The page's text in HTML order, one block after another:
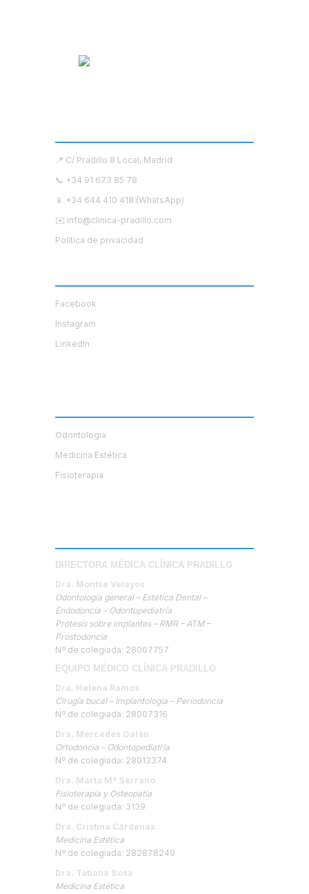
📍 C/ Pradillo 8 Local, Madrid
📞 +34 91 673 85 78
📱 +34 644 410 418 (WhatsApp)
✉️ info@clinica-pradillo.com
Política de privacidad
Facebook
Instagram
LinkedIn
Odontología
Medicina Estética
Fisioterapia
DIRECTORA MÉDICA CLÍNICA PRADILLO
Dra. Montse Velayos
Odontología general – Estética Dental –
Endodoncia – Odontopediatría
Prótesis sobre implantes – RMR – ATM –
Prostodoncia
Nº de colegiada: 28007757
EQUIPO MÉDICO CLÍNICA PRADILLO
Dra. Helena Ramos
Cirugía bucal – Implantología – Periodoncia
Nº de colegiada: 28007316
Dra. Mercedes Galán
Ortodoncia – Odontopediatría
Nº de colegiada: 28013374
Dra. Marta Mª Serrano
Fisioterapia y Osteopatía
Nº de colegiada: 3139
Dra. Cristina Cárdenas
Medicina Estética
Nº de colegiada: 282878249
Dra. Tatiana Sosa
Medicina Estética